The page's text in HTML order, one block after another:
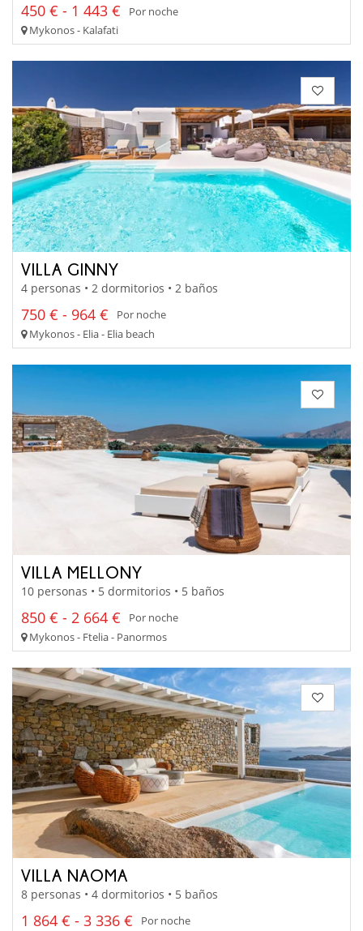
450 € - 1 443 €
Por noche
Mykonos - Kalafati
VILLA GINNY
4 personas • 2 dormitorios • 2 baños
750 € - 964 €
Por noche
Mykonos - Elia - Elia beach
VILLA MELLONY
10 personas • 5 dormitorios • 5 baños
850 € - 2 664 €
Por noche
Mykonos - Ftelia - Panormos
VILLA NAOMA
8 personas • 4 dormitorios • 5 baños
1 864 € - 3 336 €
Por noche